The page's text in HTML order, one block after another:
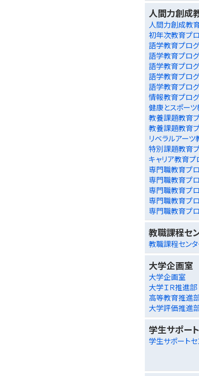
人間力創成
人間力創成教
初年次教育プ
語学教育プログ
語学教育プログ
語学教育プログ
語学教育プログ
語学教育プログ
情報教育プロ
健康とスポー
教養課題教育プ
教養課題教育プ
リベラルアー
特別課題教育
キャリア教育プ
専門職教育プ
専門職教育プロ
専門職教育プロ
専門職教育プロ
専門職教育プ
教職課程セ
教職課程セン
大学企画室
大学企画室
大学ＩＲ推進部
高等教育推進
大学評価推進
学生サポー
学生サポートセ